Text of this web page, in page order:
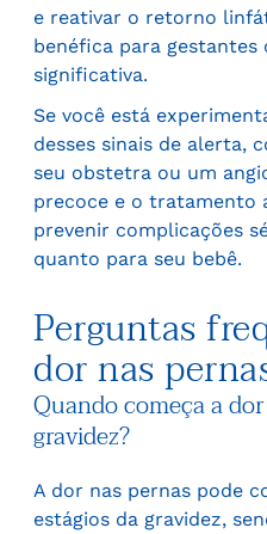
e reativar o retorno
benéfica para
significativa.
Se você está
desses sinais de alerta,
seu obstetra ou um
precoce e o tratamento
prevenir complicações
quanto para seu bebê.
Perguntas
dor nas
Quando começa a
gravidez?
A dor nas pernas pode
estágios da gravidez,